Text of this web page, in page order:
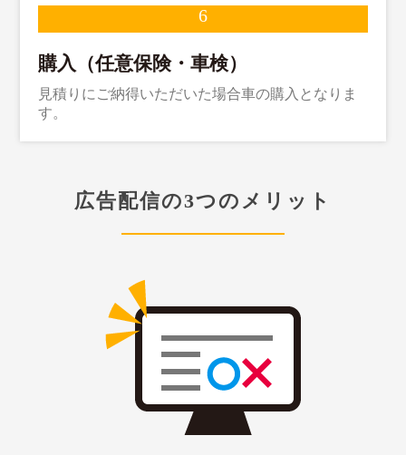
購入（任意保険・車検）
見積りにご納得いただいた場合車の購入となりま
す。
広告配信の3つのメリット